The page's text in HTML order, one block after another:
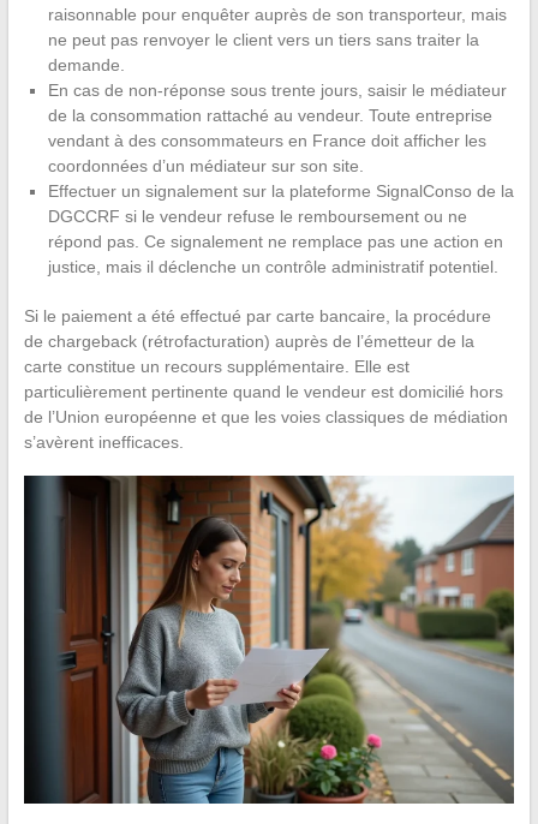
raisonnable pour enquêter auprès de son transporteur, mais
ne peut pas renvoyer le client vers un tiers sans traiter la
demande.
En cas de non-réponse sous trente jours, saisir le médiateur
de la consommation rattaché au vendeur. Toute entreprise
vendant à des consommateurs en France doit afficher les
coordonnées d’un médiateur sur son site.
Effectuer un signalement sur la plateforme SignalConso de la
DGCCRF si le vendeur refuse le remboursement ou ne
répond pas. Ce signalement ne remplace pas une action en
justice, mais il déclenche un contrôle administratif potentiel.
Si le paiement a été effectué par carte bancaire, la procédure
de chargeback (rétrofacturation) auprès de l’émetteur de la
carte constitue un recours supplémentaire. Elle est
particulièrement pertinente quand le vendeur est domicilié hors
de l’Union européenne et que les voies classiques de médiation
s’avèrent inefficaces.